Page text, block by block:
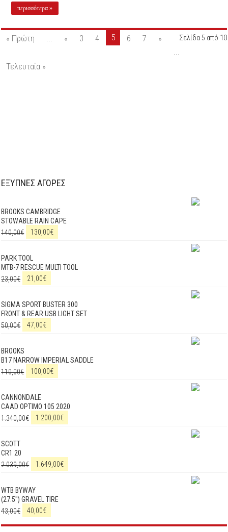
περισσότερα »
Σελίδα 5 από 10
« Πρώτη « 3 4 5 6 7
»
Τελευταία »
ΕΞΥΠΝΕΣ ΑΓΟΡΕΣ
BROOKS CAMBRIDGE
STOWABLE RAIN CAPE
140,00€ 130,00€
PARK TOOL
MTB-7 RESCUE MULTI TOOL
23,00€ 21,00€
SIGMA SPORT BUSTER 300
FRONT & REAR USB LIGHT SET
50,00€ 47,00€
BROOKS
B17 NARROW IMPERIAL SADDLE
110,00€ 100,00€
CANNONDALE
CAAD OPTIMO 105 2020
1.340,00€ 1.200,00€
SCOTT
CR1 20
2.039,00€ 1.649,00€
WTB BYWAY
(27.5") GRAVEL TIRE
43,00€ 40,00€